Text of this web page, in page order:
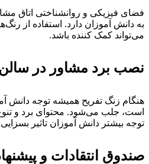
فیزیکی و روانشناختی اتاق مشاور
دانش آموزان دارد. استفاده از
کمک کننده باشد.
برد مشاور در
زنگ‌ تفریح همیشه توجه دانش
جلب می‌شود. محتوای برد و
بیشتر دانش آموزان تاثیر بسزایی
انتقادات و